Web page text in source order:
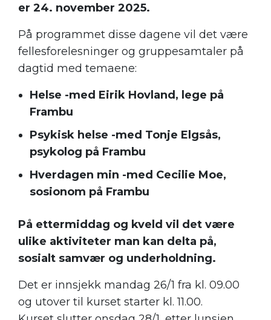
er 24. november 2025.
På programmet disse dagene vil det være
fellesforelesninger og gruppesamtaler på
dagtid med temaene:
Helse -med Eirik Hovland, lege på
Frambu
Psykisk helse -med Tonje Elgsås,
psykolog på Frambu
Hverdagen min -med Cecilie Moe,
sosionom på Frambu
På ettermiddag og kveld vil det være
ulike aktiviteter man kan delta på,
sosialt samvær og underholdning.
Det er innsjekk mandag 26/1 fra kl. 09.00
og utover til kurset starter kl. 11.00.